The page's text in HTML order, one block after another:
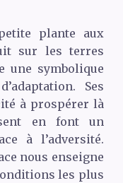
plante aux
sur les terres
une symbolique
Ses
à prospérer là
en font un
à l’adversité.
nous enseigne
les plus